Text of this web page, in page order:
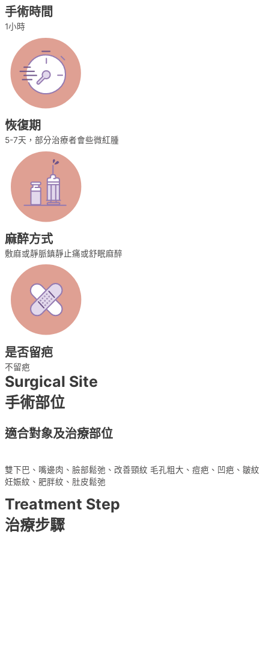
手術時間
1小時
恢復期
5-7天，部分治療者會些微紅腫
麻醉方式
敷麻或靜脈鎮靜止痛或舒眠麻醉
是否留疤
不留疤
Surgical Site
手術部位
適合對象及治療部位
雙下巴、嘴邊肉、臉部鬆弛、改善頸紋 毛孔粗大、痘疤、凹疤、皺紋
妊娠紋、肥胖紋、肚皮鬆弛
Treatment Step
治療步驟